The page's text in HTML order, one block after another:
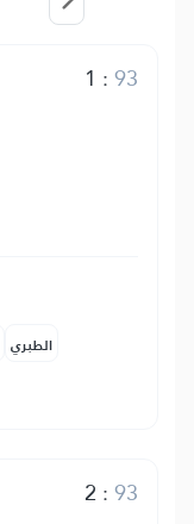
1 :93
الطبري
2 :93